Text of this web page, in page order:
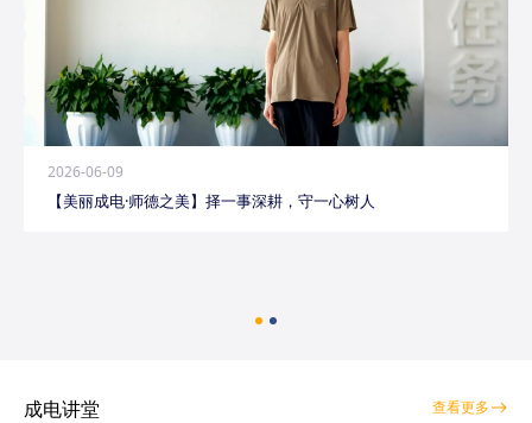
2026-06-09
【美丽成电·师德之美】择一事深耕，守一心树人
成电讲堂 查看更多